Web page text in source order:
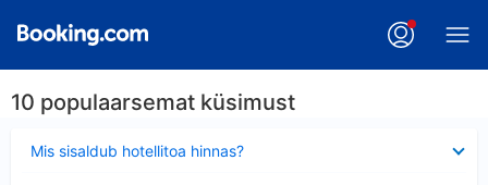
10 populaarsemat küsimust
Mis sisaldub hotellitoa hinnas?